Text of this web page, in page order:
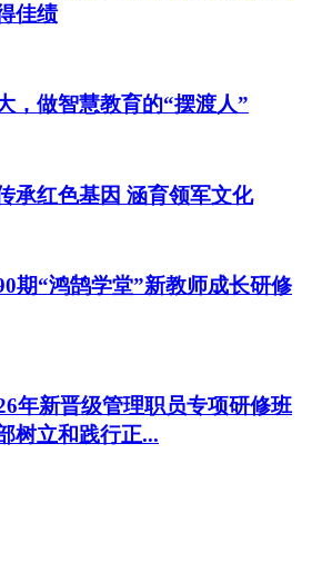
佳绩
，做智慧教育的“摆渡人”
承红色基因 涵育领军文化
期“鸿鹄学堂”新教师成长研修
年新晋级管理职员专项研修班
树立和践行正...